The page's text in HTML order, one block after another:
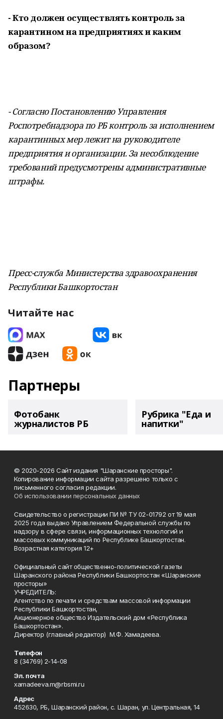
- Кто должен осуществлять контроль за
карантином на предприятиях и каким
образом?
- Согласно Постановлению Управления
Роспотребнадзора по РБ контроль за исполнением
карантинных мер лежит на руководителе
предприятия и организации. За несоблюдение
требований предусмотрены административные
штрафы.
Пресс-служба Министерства здравоохранения
Республики Башкортостан
Читайте нас
Партнеры
Фотобанк
журналистов РБ
Рубрика "Еда и
напитки"
© 2020-2026 Сайт издания "Шаранские просторы".
Копирование информации сайта разрешено только с
письменного согласия редакции.
Об использовании персональных данных
Свидетельство о регистрации ПИ № ТУ 02-01792 от 19 мая
2025 года выдано Управлением Федеральной службы по
надзору в сфере связи, информационных технологий и
массовых коммуникаций по Республике Башкортостан.
Возрастная категория 12+
Официальный сайт общественно-политической газеты
Шаранского района Республики Башкортостан «Шаранские
просторы»
УЧРЕДИТЕЛЬ:
Агентство по печати и средствам массовой информации
Республики Башкортостан,
Акционерное общество Издательский дом «Республика
Башкортостан».
Директор (главный редактор) М.Ф. Хамадеева.
Телефон
8 (34769) 2-14-08
Эл. почта
xamadeeva.m@rbsmi.ru
Адрес
452630, РБ, Шаранский район, с. Шаран, ул. Центральная, 14